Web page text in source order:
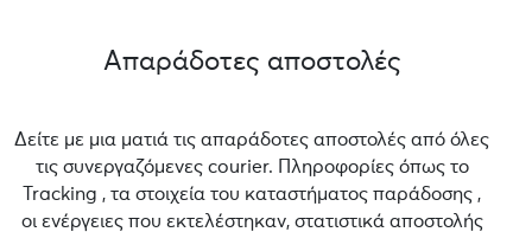
Απαράδοτες αποστολές
Δείτε με μια ματιά τις απαράδοτες αποστολές από όλες
τις συνεργαζόμενες courier. Πληροφορίες όπως το
Tracking , τα στοιχεία του καταστήματος παράδοσης ,
οι ενέργειες που εκτελέστηκαν, στατιστικά αποστολής